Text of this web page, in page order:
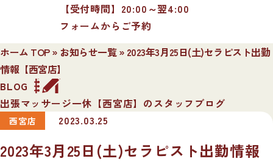
【受付時間】20:00～翌4:00
フォームからご予約
ホーム TOP» お知らせ一覧» 2023年3月25日(土)セラピスト出勤
情報【西宮店】
BLOG
出張マッサージ一休【西宮店】のスタッフブログ
西宮店 2023.03.25
2023年3月25日(土)セラピスト出勤情報